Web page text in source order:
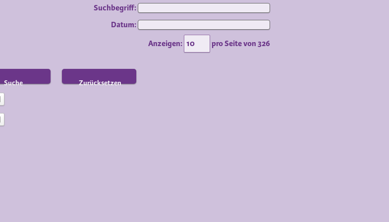
Suchbegriff:
Datum:
Anzeigen:
pro Seite von 326
Suche Zurücksetzen